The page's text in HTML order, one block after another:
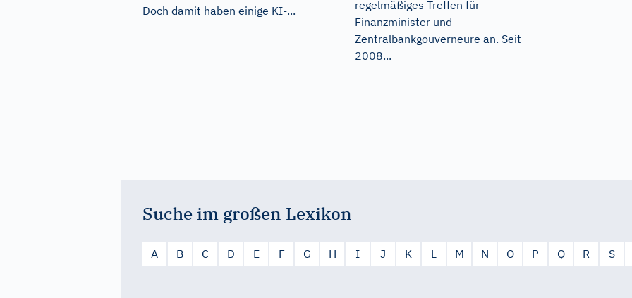
Doch damit haben einige KI-...
regelmäßiges Treffen für
Finanzminister und
Zentralbankgouverneure an. Seit
2008...
Suche im großen Lexikon
A B C D E F G H I J K L M N O P Q R S